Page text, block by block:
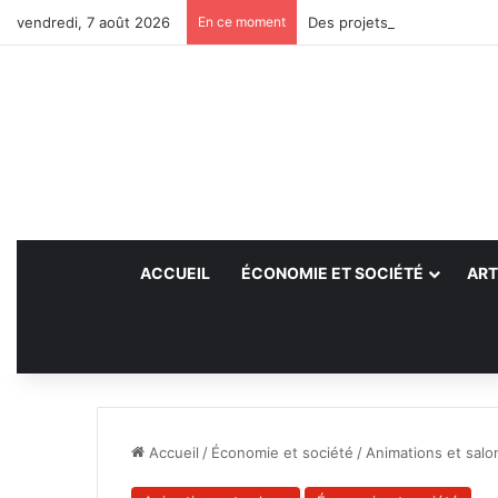
vendredi, 7 août 2026 En ce moment Des projets futurs pour les
ACCUEIL ÉCONOMIE ET SOCIÉTÉ
Accueil / Économie et société / Animations et